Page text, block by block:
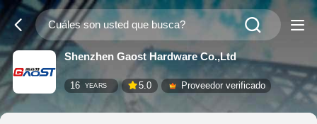
Shenzhen Gaost Hardware Co.,Ltd
16 YEARS 5.0 Proveedor verificado